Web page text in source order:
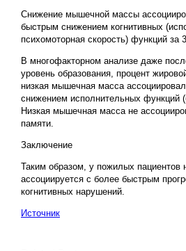
Снижение мышечной массы
быстрым снижением когнитивных
психомоторная скорость) функций за
В многофакторном анализе даже
уровень образования, процент
низкая мышечная масса
снижением исполнительных функций
Низкая мышечная масса не
памяти.
Заключение
Таким образом, у пожилых пациентов
ассоциируется с более быстрым
когнитивных нарушений.
Источник